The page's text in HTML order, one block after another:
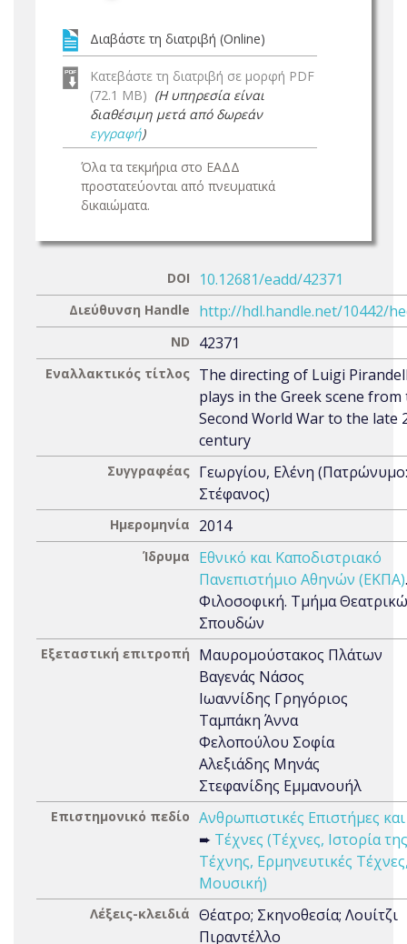
Διαβάστε τη διατριβή (Online)
Κατεβάστε τη διατριβή σε μορφή PDF
(72.1 MB) (Η υπηρεσία είναι
διαθέσιμη μετά από δωρεάν
εγγραφή)
Όλα τα τεκμήρια στο ΕΑΔΔ
προστατεύονται από πνευματικά
δικαιώματα.
DOI 10.12681/eadd/42371
Διεύθυνση Handle http://hdl.handle.net/10442/
ND 42371
Εναλλακτικός τίτλος The directing of Luigi
plays in the Greek scene from
Second World War to the late
century
Συγγραφέας Γεωργίου, Ελένη (Πατρώνυμο:
Στέφανος)
Ημερομηνία 2014
Ίδρυμα
Εθνικό και Καποδιστριακό
Πανεπιστήμιο Αθηνών (ΕΚΠΑ)
Φιλοσοφική. Τμήμα
Σπουδών
Εξεταστική επιτροπή
Μαυρομούστακος Πλάτων
Βαγενάς Νάσος
Ιωαννίδης Γρηγόριος
Ταμπάκη Άννα
Φελοπούλου Σοφία
Αλεξιάδης Μηνάς
Στεφανίδης Εμμανουήλ
Επιστημονικό πεδίο Ανθρωπιστικές Επιστήμες
➨ Τέχνες (Τέχνες, Ιστορία της
Τέχνης, Ερμηνευτικές
Μουσική)
Λέξεις-κλειδιά Θέατρο; Σκηνοθεσία; Λουίτζι
Πιραντέλλο